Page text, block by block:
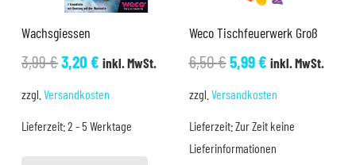
Wachsgiessen
3,99€Ursprünglicher
3,99 €
3,20€Aktueller
3,20 €.
inkl. MwSt.
zzgl. Versandkosten
Lieferzeit:2 - 5 Werktage
Weco Tischfeuerwerk Groß
6,50€Ursprünglicher
6,50 €
5,99€Aktueller
5,99 €.
inkl. MwSt.
zzgl. Versandkosten
Lieferzeit:Zur Zeit keine
Lieferinformationen